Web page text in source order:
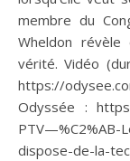
membre du
Wheldon
vérité. Vidéo
https://
Odyssée :
PTV—%C2%AB-
dispose-de-la-